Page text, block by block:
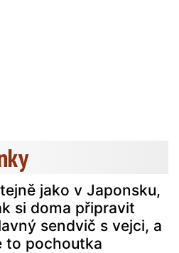
jako v Japonsku,
si doma připravit
sendvič s vejci, a
to pochoutka